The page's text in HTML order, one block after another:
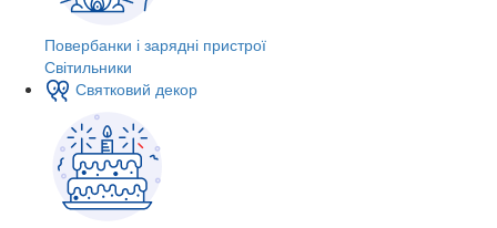
Повербанки і зарядні пристрої
Світильники
Святковий декор